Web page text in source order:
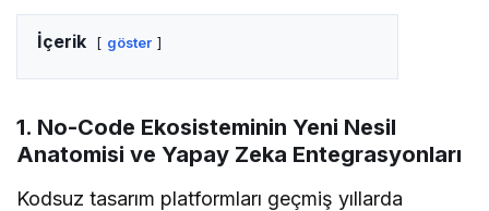
İçerik göster
1. No-Code Ekosisteminin Yeni Nesil
Anatomisi ve Yapay Zeka Entegrasyonları
Kodsuz tasarım platformları geçmiş yıllarda